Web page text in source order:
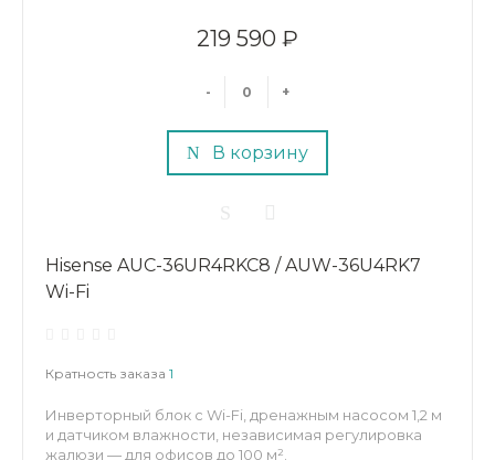
219 590 ₽
- +
В корзину
Hisense AUC-36UR4RKC8 / AUW-36U4RK7
Wi-Fi
Кратность заказа 1
Инверторный блок с Wi-Fi, дренажным насосом 1,2 м
и датчиком влажности, независимая регулировка
жалюзи — для офисов до 100 м².